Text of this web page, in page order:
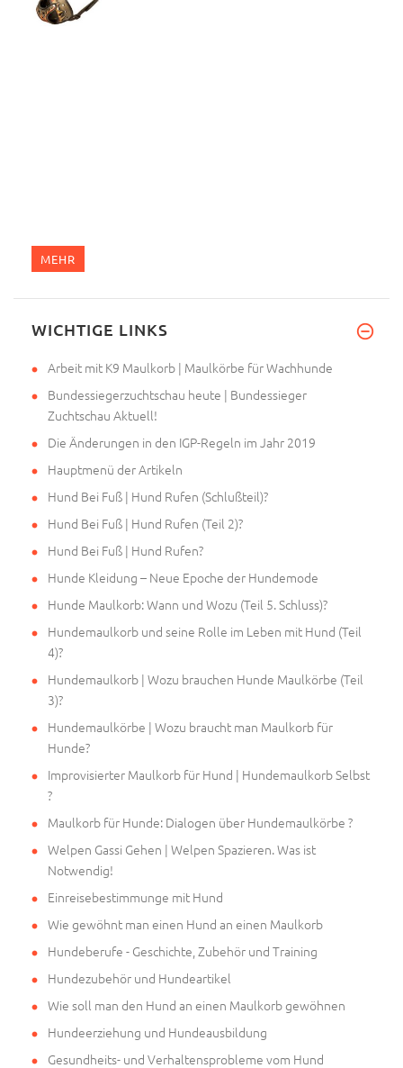
MEHR
WICHTIGE LINKS
Arbeit mit K9 Maulkorb | Maulkörbe für Wachhunde
Bundessiegerzuchtschau heute | Bundessieger
Zuchtschau Aktuell!
Die Änderungen in den IGP-Regeln im Jahr 2019
Hauptmenü der Artikeln
Hund Bei Fuß | Hund Rufen (Schlußteil)?
Hund Bei Fuß | Hund Rufen (Teil 2)?
Hund Bei Fuß | Hund Rufen?
Hunde Kleidung – Neue Epoche der Hundemode
Hunde Maulkorb: Wann und Wozu (Teil 5. Schluss)?
Hundemaulkorb und seine Rolle im Leben mit Hund (Teil
4)?
Hundemaulkorb | Wozu brauchen Hunde Maulkörbe (Teil
3)?
Hundemaulkörbe | Wozu braucht man Maulkorb für
Hunde?
Improvisierter Maulkorb für Hund | Hundemaulkorb Selbst
?
Maulkorb für Hunde: Dialogen über Hundemaulkörbe ?
Welpen Gassi Gehen | Welpen Spazieren. Was ist
Notwendig!
Einreisebestimmunge mit Hund
Wie gewöhnt man einen Hund an einen Maulkorb
Hundeberufe - Geschichte, Zubehör und Training
Hundezubehör und Hundeartikel
Wie soll man den Hund an einen Maulkorb gewöhnen
Hundeerziehung und Hundeausbildung
Gesundheits- und Verhaltensprobleme vom Hund